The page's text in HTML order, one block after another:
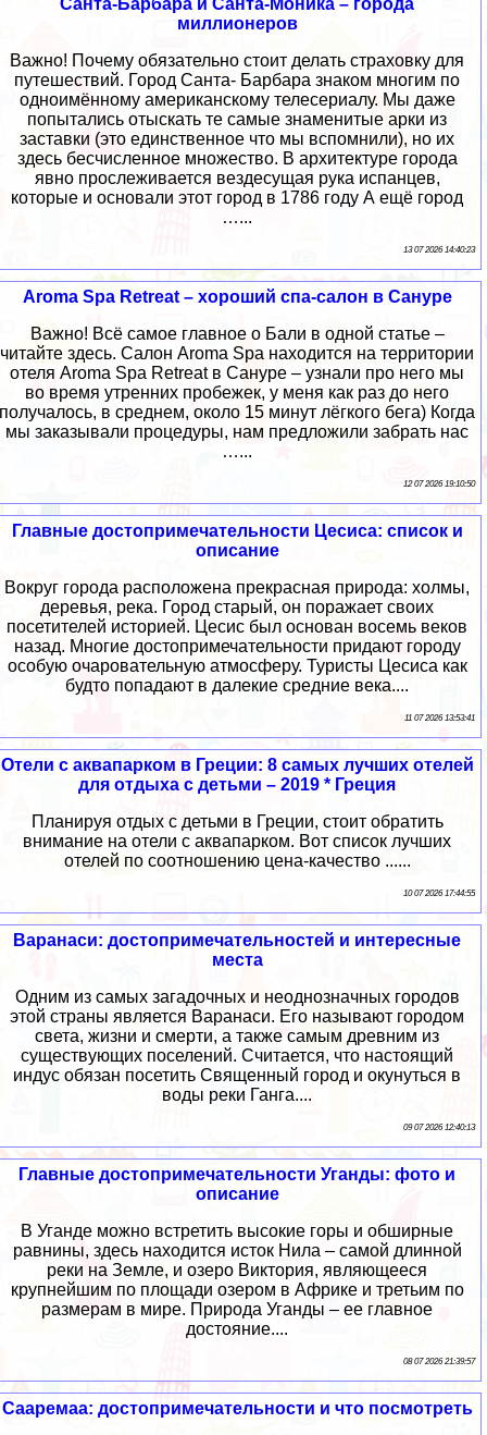
Санта-Барбара и Санта-Моника – города
миллионеров
Важно! Почему обязательно стоит делать страховку для
путешествий. Город Санта- Барбара знаком многим по
одноимённому американскому телесериалу. Мы даже
попытались отыскать те самые знаменитые арки из
заставки (это единственное что мы вспомнили), но их
здесь бесчисленное множество. В архитектуре города
явно прослеживается вездесущая рука испанцев,
которые и основали этот город в 1786 году А ещё город
…...
13 07 2026 14:40:23
Aroma Spa Retreat – хороший спа-салон в Сануре
Важно! Всё самое главное о Бали в одной статье –
читайте здесь. Салон Aroma Spa находится на территории
отеля Aroma Spa Retreat в Сануре – узнали про него мы
во время утренних пробежек, у меня как раз до него
получалось, в среднем, около 15 минут лёгкого бега) Когда
мы заказывали процедуры, нам предложили забрать нас
…...
12 07 2026 19:10:50
Главные достопримечательности Цесиса: список и
описание
Вокруг города расположена прекрасная природа: холмы,
деревья, река. Город старый, он поражает своих
посетителей историей. Цесис был основан восемь веков
назад. Многие достопримечательности придают городу
особую очаровательную атмосферу. Туристы Цесиса как
будто попадают в далекие средние века....
11 07 2026 13:53:41
Отели с аквапарком в Греции: 8 самых лучших отелей
для отдыха с детьми – 2019 * Греция
Планируя отдых с детьми в Греции, стоит обратить
внимание на отели с аквапарком. Вот список лучших
отелей по соотношению цена-качество ......
10 07 2026 17:44:55
Варанаси: достопримечательностей и интересные
места
Одним из самых загадочных и неоднозначных городов
этой страны является Варанаси. Его называют городом
света, жизни и смерти, а также самым древним из
существующих поселений. Считается, что настоящий
индус обязан посетить Священный город и окунуться в
воды реки Ганга....
09 07 2026 12:40:13
Главные достопримечательности Уганды: фото и
описание
В Уганде можно встретить высокие горы и обширные
равнины, здесь находится исток Нила – самой длинной
реки на Земле, и озеро Виктория, являющееся
крупнейшим по площади озером в Африке и третьим по
размерам в мире. Природа Уганды – ее главное
достояние....
08 07 2026 21:39:57
Сааремаа: достопримечательности и что посмотреть